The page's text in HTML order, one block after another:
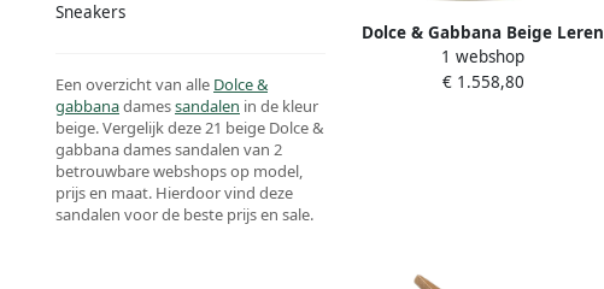
Sneakers
Een overzicht van alle Dolce &
gabbanadamessandalen in de kleur
beige. Vergelijk deze 21 beige Dolce &
gabbana dames sandalen van 2
betrouwbare webshops op model,
prijs en maat. Hierdoor vind deze
sandalen voor de beste prijs en sale.
Dolce & Gabbana Beige Leren
Strappy Heels Sandalen Beige
Dames
1 webshop
€ 1.558,80